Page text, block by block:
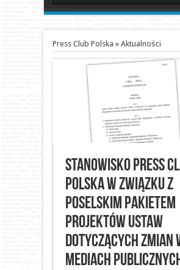
Press Club Polska » Aktualności
Stanowisko Press
Polska w związku z
poselskim pakietem
projektów ustaw
dotyczących zmian
mediach